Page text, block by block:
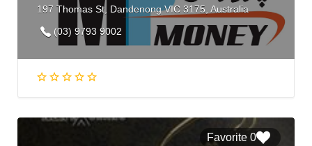
197 Thomas St, Dandenong VIC 3175, Australia
(03) 9793 9002
0 Favorite